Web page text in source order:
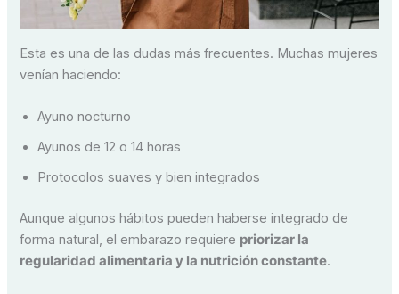
Esta es una de las dudas más frecuentes. Muchas mujeres
venían haciendo:
Ayuno nocturno
Ayunos de 12 o 14 horas
Protocolos suaves y bien integrados
Aunque algunos hábitos pueden haberse integrado de
forma natural, el embarazo requiere priorizar la
regularidad alimentaria y la nutrición constante.